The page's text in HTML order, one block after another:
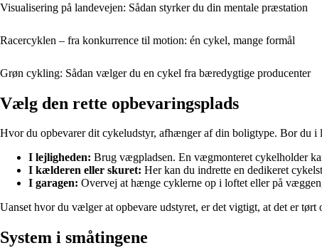
Visualisering på landevejen: Sådan styrker du din mentale præstation
Racercyklen – fra konkurrence til motion: én cykel, mange formål
Grøn cykling: Sådan vælger du en cykel fra bæredygtige producenter
Vælg den rette opbevaringsplads
Hvor du opbevarer dit cykeludstyr, afhænger af din boligtype. Bor du i
I lejligheden: Brug vægpladsen. En vægmonteret cykelholder
I kælderen eller skuret: Her kan du indrette en dedikeret
I garagen: Overvej at hænge cyklerne op i loftet eller på
Uanset hvor du vælger at opbevare udstyret, er det vigtigt, at det er
System i småtingene